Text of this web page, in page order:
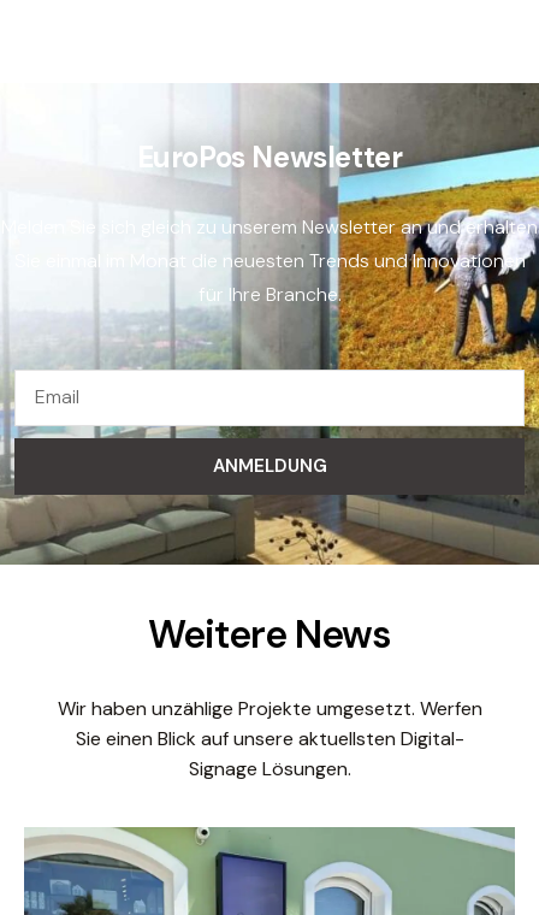
EuroPos Newsletter
Melden Sie sich gleich zu unserem Newsletter an und erhalten
Sie einmal im Monat die neuesten Trends und Innovationen
für Ihre Branche.
ANMELDUNG
Weitere News
Wir haben unzählige Projekte umgesetzt. Werfen
Sie einen Blick auf unsere aktuellsten Digital-
Signage Lösungen.